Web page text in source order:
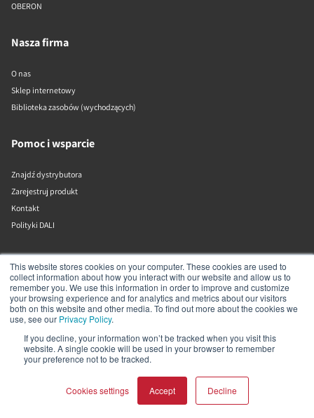
This website stores cookies on your computer. These cookies are used to
collect information about how you interact with our website and allow us to
remember you. We use this information in order to improve and customize
your browsing experience and for analytics and metrics about our visitors
both on this website and other media. To find out more about the cookies we
use, see our Privacy Policy.
If you decline, your information won’t be tracked when you visit this
website. A single cookie will be used in your browser to remember
your preference not to be tracked.
Cookies settings Accept Decline
OBERON
Nasza firma
O nas
Sklep internetowy
Biblioteka zasobów (wychodzących)
Pomoc i wsparcie
Znajdź dystrybutora
Zarejestruj produkt
Kontakt
Polityki DALI
DALI A/S
Dali Allé 1
Nørager
Nordjylland
9610
Dania
+45 9672 1155